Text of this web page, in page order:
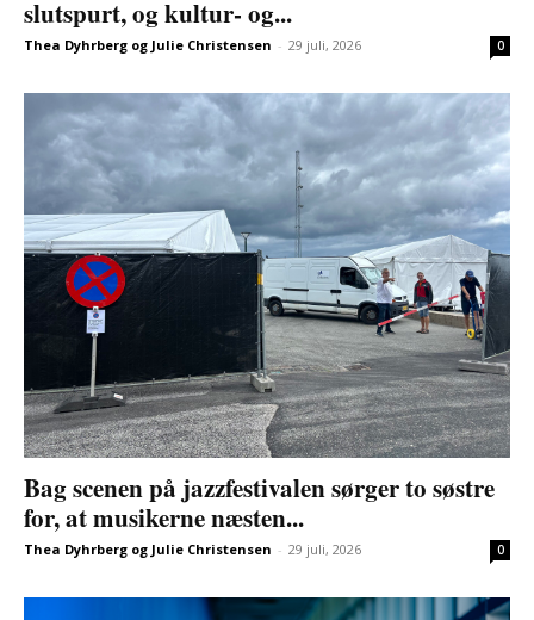
slutspurt, og kultur- og...
Thea Dyhrberg og Julie Christensen - 29 juli, 2026 0
Bag scenen på jazzfestivalen sørger to søstre
for, at musikerne næsten...
Thea Dyhrberg og Julie Christensen - 29 juli, 2026 0